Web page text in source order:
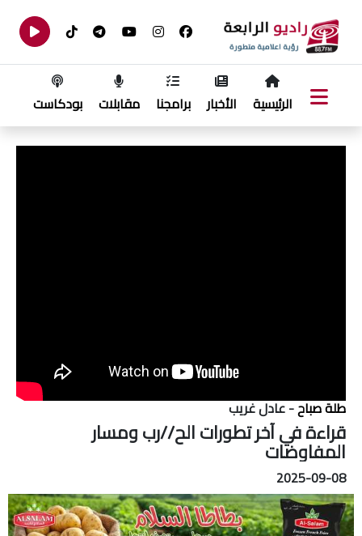
الرئيسية الأخبار برامجنا مقابلات بودكاست
طلة صباح- عادل غريب
قراءة في آخر تطورات الح//رب ومسار
المفاوضات
2025-09-08